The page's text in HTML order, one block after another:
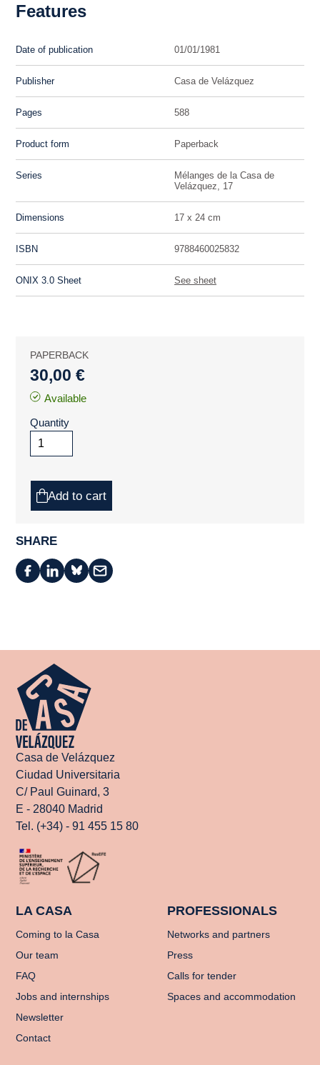
Features
Date of publication 01/01/1981
Publisher Casa de Velázquez
Pages 588
Product form Paperback
Series
Mélanges de la Casa de
Velázquez, 17
Dimensions 17 x 24 cm
ISBN 9788460025832
ONIX 3.0 Sheet See sheet
PAPERBACK
30,00 €
Available
Quantity
Add to cart
SHARE
Casa de Velázquez
Ciudad Universitaria
C/ Paul Guinard, 3
E - 28040 Madrid
Tel. (+34) - 91 455 15 80
LA CASA
Coming to la Casa
Our team
FAQ
Jobs and internships
Newsletter
Contact
PROFESSIONALS
Networks and partners
Press
Calls for tender
Spaces and accommodation